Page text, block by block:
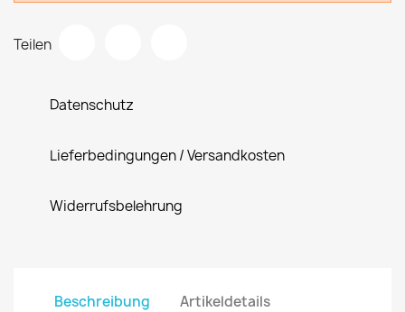
Teilen
Datenschutz
Lieferbedingungen / Versandkosten
Widerrufsbelehrung
Beschreibung Artikeldetails